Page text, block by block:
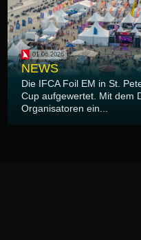
01.06.2026
NEWS
Die IFCA Foil EM in St.
Cup aufgewertet. Mit dem
Organisatoren ein...